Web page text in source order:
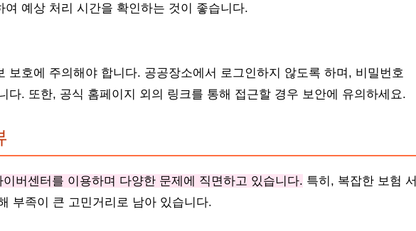
여 예상 처리 시간을 확인하는 것이 좋습니다.
보호에 주의해야 합니다. 공공장소에서 로그인하지 않도록 하며, 비밀번호
다. 또한, 공식 홈페이지 외의 링크를 통해 접근할 경우 보안에 유의하세요.
버센터를 이용하며 다양한 문제에 직면하고 있습니다. 특히, 복잡한 보험 서
부족이 큰 고민거리로 남아 있습니다.